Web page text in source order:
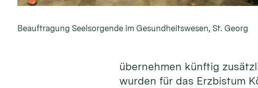
Beauftragung Seelsorgende im Gesundheitswesen, St. Georg
übernehmen künftig
wurden für das Erzbistum